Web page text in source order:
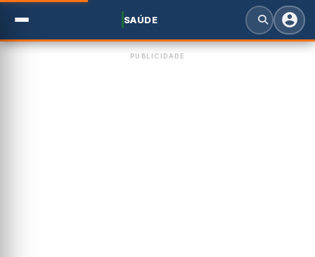
SAÚDE
PUBLICIDADE